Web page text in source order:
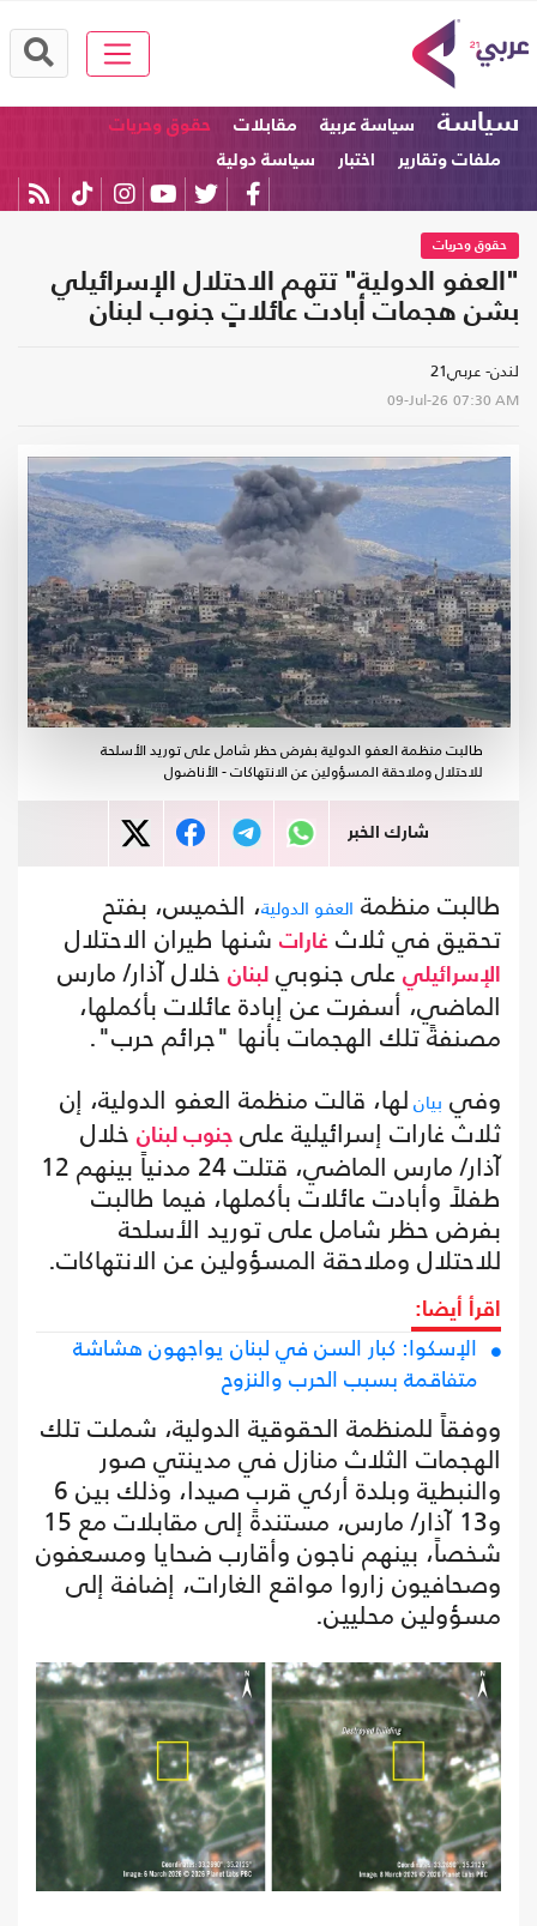
سياسة سياسة عربية مقابلات
حقوق وحريات
ملفات وتقارير
اختبار سياسة دولية
حقوق وحريات
"العفو الدولية" تتهم الاحتلال الإسرائيلي
بشن هجمات أبادت عائلاتٍ جنوب لبنان
لندن- عربي21
09-Jul-26 07:30 AM
طالبت منظمة العفو الدولية بفرض حظر شامل على توريد الأسلحة
للاحتلال وملاحقة المسؤولين عن الانتهاكات - الأناضول
شارك الخبر
طالبت منظمة العفو الدولية، الخميس، بفتح
تحقيق في ثلاث غارات شنها طيران الاحتلال
الإسرائيلي على جنوبي لبنان خلال آذار/ مارس
الماضي، أسفرت عن إبادة عائلات بأكملها،
مصنفةً تلك الهجمات بأنها "جرائم حرب".
وفي بيان لها، قالت منظمة العفو الدولية، إن
ثلاث غارات إسرائيلية على جنوب لبنان خلال
آذار/ مارس الماضي، قتلت 24 مدنياً بينهم 12
طفلاً وأبادت عائلات بأكملها، فيما طالبت
بفرض حظر شامل على توريد الأسلحة
للاحتلال وملاحقة المسؤولين عن الانتهاكات.
اقرأ أيضا:
الإسكوا: كبار السن في لبنان يواجهون هشاشة
متفاقمة بسبب الحرب والنزوح
ووفقاً للمنظمة الحقوقية الدولية، شملت تلك
الهجمات الثلاث منازل في مدينتي صور
والنبطية وبلدة أركي قرب صيدا، وذلك بين 6
و13 آذار/ مارس، مستندةً إلى مقابلات مع 15
شخصاً، بينهم ناجون وأقارب ضحايا ومسعفون
وصحافيون زاروا مواقع الغارات، إضافة إلى
مسؤولين محليين.